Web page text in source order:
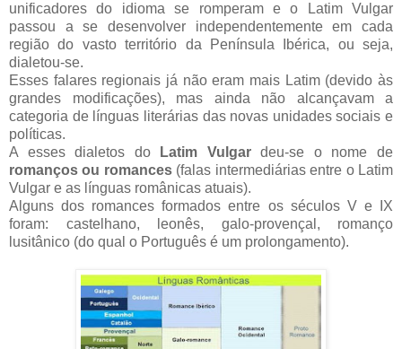
unificadores do idioma se romperam e o Latim Vulgar
passou a se desenvolver independentemente em cada
região do vasto território da Península Ibérica, ou seja,
dialetou-se.
Esses falares regionais já não eram mais Latim (devido às
grandes modificações), mas ainda não alcançavam a
categoria de línguas literárias das novas unidades sociais e
políticas.
A esses dialetos do
Latim Vulgardeu-se o nome de
romanços ou romances(falas intermediárias entre o Latim
Vulgar e as línguas românicas atuais).
Alguns dos romances formados entre os séculos V e IX
foram: castelhano, leonês, galo-provençal, romanço
lusitânico (do qual o Português é um prolongamento).